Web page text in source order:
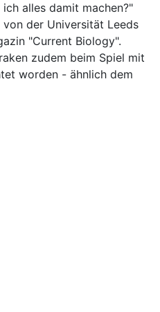
alles damit machen?"
von der Universität Leeds
"Current Biology".
zudem beim Spiel mit
worden - ähnlich dem